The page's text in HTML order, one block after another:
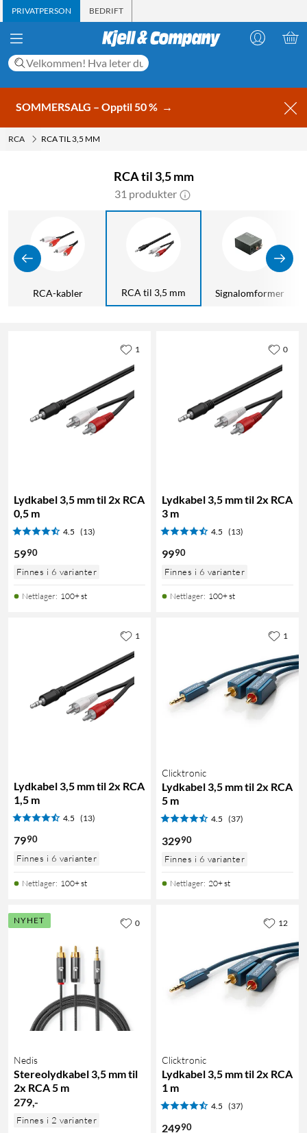
PRIVATPERSON BEDRIFT
SOMMERSALG – Opptil 50 % →
RCA RCA TIL 3,5 MM
RCA til 3,5 mm
31 produkter
RCA-kabler RCA til 3,5 mm Signalomformer
Lydkabel 3,5 mm til 2x RCA
0,5 m
4.5 (13)
5990
Finnes i 6 varianter
Nettlager: 100+ st
1
Lydkabel 3,5 mm til 2x RCA
3 m
4.5 (13)
9990
Finnes i 6 varianter
Nettlager: 100+ st
0
Lydkabel 3,5 mm til 2x RCA
1,5 m
4.5 (13)
7990
Finnes i 6 varianter
Nettlager: 100+ st
1
Clicktronic
Lydkabel 3,5 mm til 2x RCA
5 m
4.5 (37)
32990
Finnes i 6 varianter
Nettlager: 20+ st
1
NYHET
Nedis
Stereolydkabel 3,5 mm til
2x RCA 5 m
279,-
Finnes i 2 varianter
0
Clicktronic
Lydkabel 3,5 mm til 2x RCA
1 m
4.5 (37)
24990
12